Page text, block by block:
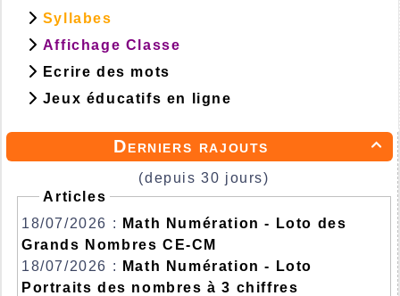

Derniers rajouts
(depuis 30 jours)
Articles
18/07/2026 :
Math Numération - Loto des
Grands Nombres CE-CM
18/07/2026 :
Math Numération - Loto
Portraits des nombres à 3 chiffres
Syllabes
Affichage Classe
Ecrire des mots
Jeux éducatifs en ligne